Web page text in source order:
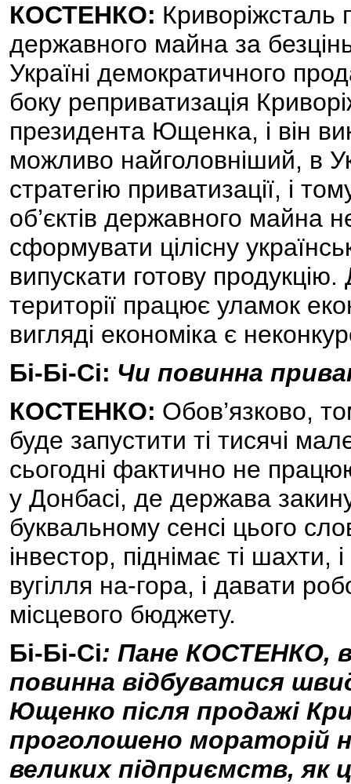
КОСТЕНКО: Криворіжсталь
державного майна за
Україні демократичного
боку реприватизація
президента Ющенка, і він
можливо найголовніший, в
стратегію приватизації, і
об’єктів державного майна
сформувати цілісну
випускати готову
території працює уламок
вигляді економіка є
Бі-Бі-Сі: Чи повинна
КОСТЕНКО: Обов’язково,
буде запустити ті тисячі
сьогодні фактично не
у Донбасі, де держава
буквальному сенсі цього
інвестор, піднімає ті шахти,
вугілля на-гора, і давати
місцевого бюджету.
Бі-Бі-Сі: Пане КОСТЕНКО,
повинна відбуватися
Ющенко після продажі
проголошено мораторій
великих підприємств, як